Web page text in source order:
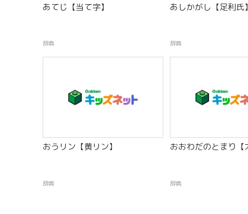
あてじ【当て字】
辞典
あしかがし【足利氏】
辞典
おうリン【黄リン】
辞典
おおわだのとまり【
辞典